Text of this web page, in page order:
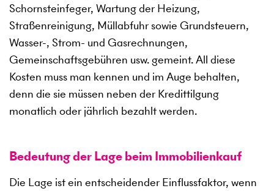
Schornsteinfeger, Wartung der Heizung,
Straßenreinigung, Müllabfuhr sowie Grundsteuern,
Wasser-, Strom- und Gasrechnungen,
Gemeinschaftsgebühren usw. gemeint. All diese
Kosten muss man kennen und im Auge behalten,
denn die sie müssen neben der Kredittilgung
monatlich oder jährlich bezahlt werden.
Bedeutung der Lage beim Immobilienkauf
Die Lage ist ein entscheidender Einflussfaktor, wenn